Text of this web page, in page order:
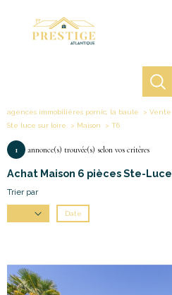
agences immobilières pornic, la baule Vente
Ste luce sur loire
Maison T6
1 annonce(s) trouvée(s) selon vos critères
Achat Maison 6 pièces Ste-
Trier par
Date